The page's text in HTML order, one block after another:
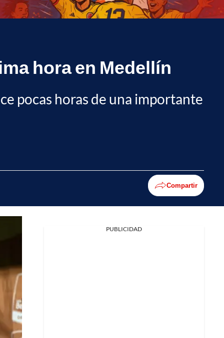
hora en Medellín
pocas horas de una importante
Compartir
PUBLICIDAD